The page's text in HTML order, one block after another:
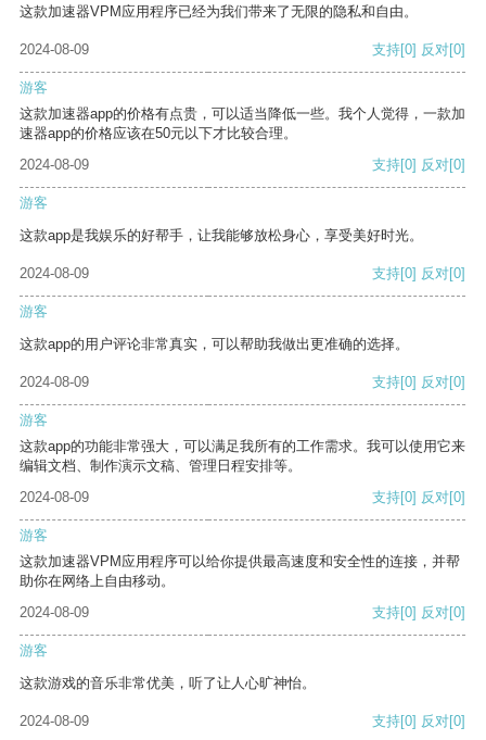
这款加速器VPM应用程序已经为我们带来了无限的隐私和自由。
2024-08-09 支持[0] 反对[0]
游客
这款加速器app的价格有点贵，可以适当降低一些。我个人觉得，一款加
速器app的价格应该在50元以下才比较合理。
2024-08-09
支持[0] 反对[0]
游客
这款app是我娱乐的好帮手，让我能够放松身心，享受美好时光。
2024-08-09 支持[0] 反对[0]
游客
这款app的用户评论非常真实，可以帮助我做出更准确的选择。
2024-08-09 支持[0] 反对[0]
游客
这款app的功能非常强大，可以满足我所有的工作需求。我可以使用它来
编辑文档、制作演示文稿、管理日程安排等。
2024-08-09
支持[0] 反对[0]
游客
这款加速器VPM应用程序可以给你提供最高速度和安全性的连接，并帮
助你在网络上自由移动。
2024-08-09
支持[0] 反对[0]
游客
这款游戏的音乐非常优美，听了让人心旷神怡。
2024-08-09 支持[0] 反对[0]